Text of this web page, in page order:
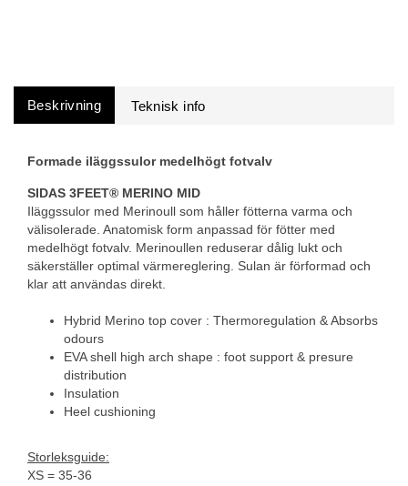
Beskrivning
Formade iläggssulor medelhögt fotvalv
SIDAS 3FEET® MERINO MID
Iläggssulor med Merinoull som håller fötterna varma och
välisolerade. Anatomisk form anpassad för fötter med
medelhögt fotvalv. Merinoullen reduserar dålig lukt och
säkerställer optimal värmereglering. Sulan är förformad och
klar att användas direkt.
Hybrid Merino top cover : Thermoregulation & Absorbs
odours
EVA shell high arch shape : foot support & presure
distribution
Insulation
Heel cushioning
Storleksguide:
XS = 35-36